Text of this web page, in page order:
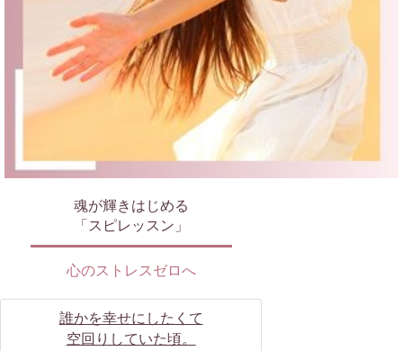
魂が輝きはじめる
「スピレッスン」
心のストレスゼロへ
誰かを幸せにしたくて
空回りしていた頃。